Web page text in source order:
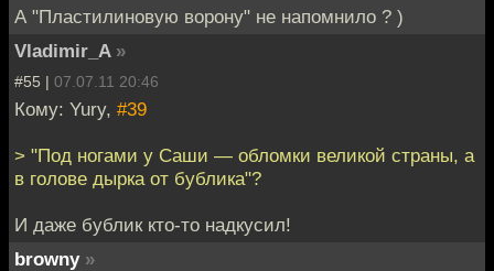
А "Пластилиновую ворону" не напомнило ? )
Vladimir_A »
#55 | 07.07.11 20:46
Кому: Yury, #39
> "Под ногами у Саши — обломки великой страны, а
в голове дырка от бублика"?
И даже бублик кто-то надкусил!
browny »